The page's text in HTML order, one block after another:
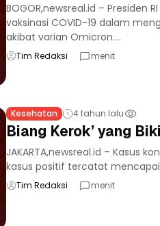
BOGOR,newsreal.id – Presiden
vaksinasi COVID-19 dalam
akibat varian Omicron....
Tim Redaksi menit
Kesehatan 4 tahun lalu
Biang Kerok’ yang
JAKARTA,newsreal.id – Kasus
kasus positif tercatat
Tim Redaksi menit